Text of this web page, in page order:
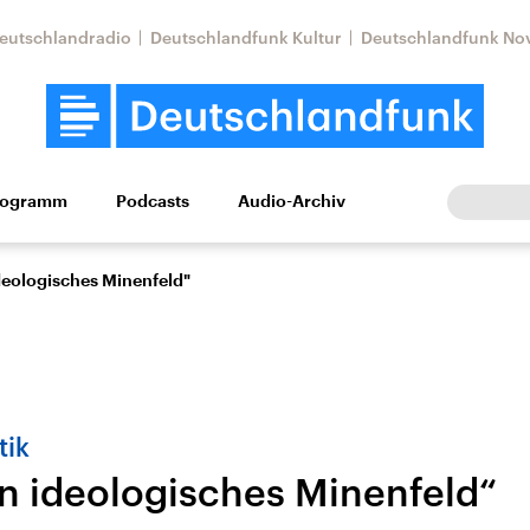
Deutschlandfunk Kultur Deutschlandfunk
Wissen Kultur Europa
Nahostkonflikt
Aktuelle Lage und
Iran
Podcasts Audio-Archiv
Minenfeld"
ideologisches Minenfeld“